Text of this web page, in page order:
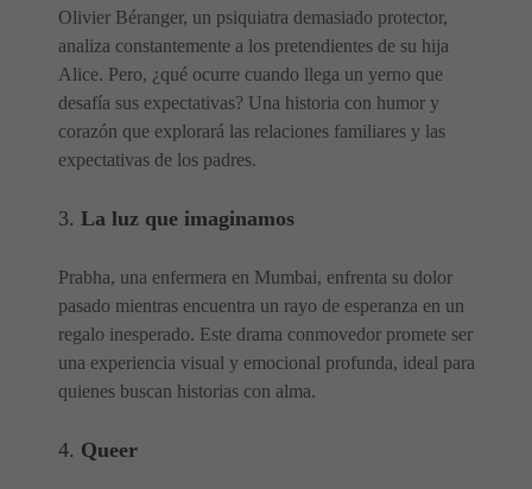
Olivier Béranger, un psiquiatra demasiado protector,
analiza constantemente a los pretendientes de su hija
Alice. Pero, ¿qué ocurre cuando llega un yerno que
desafía sus expectativas? Una historia con humor y
corazón que explorará las relaciones familiares y las
expectativas de los padres.
3. La luz que imaginamos
Prabha, una enfermera en Mumbai, enfrenta su dolor
pasado mientras encuentra un rayo de esperanza en un
regalo inesperado. Este drama conmovedor promete ser
una experiencia visual y emocional profunda, ideal para
quienes buscan historias con alma.
4. Queer